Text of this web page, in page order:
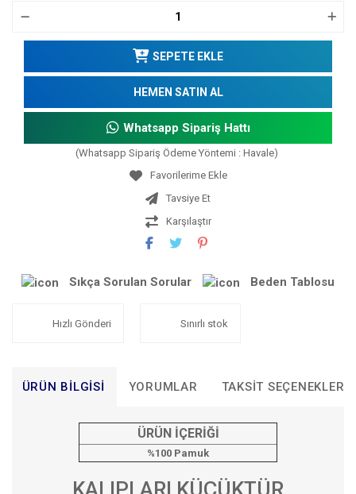
SEPETE EKLE
HEMEN SATIN AL
Whatsapp Sipariş Hattı
(Whatsapp Sipariş Ödeme Yöntemi : Havale)
Tavsiye Et
Karşılaştır
Sıkça Sorulan Sorular Beden Tablosu
Hızlı Gönderi Sınırlı stok
ÜRÜN BILGISI YORUMLAR TAKSIT SEÇENEKLERI
ÜRÜN İÇERİĞİ
%100 Pamuk